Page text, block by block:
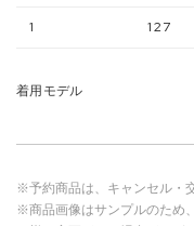
1 127
着用モデル
※予約商品は、キャンセル・
※商品画像はサンプルのため